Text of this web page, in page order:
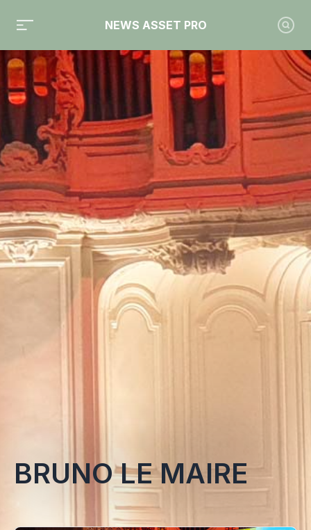
NEWS ASSET PRO
Toute l'actualité sur le tag "Bruno Le Maire"
BRUNO LE MAIRE